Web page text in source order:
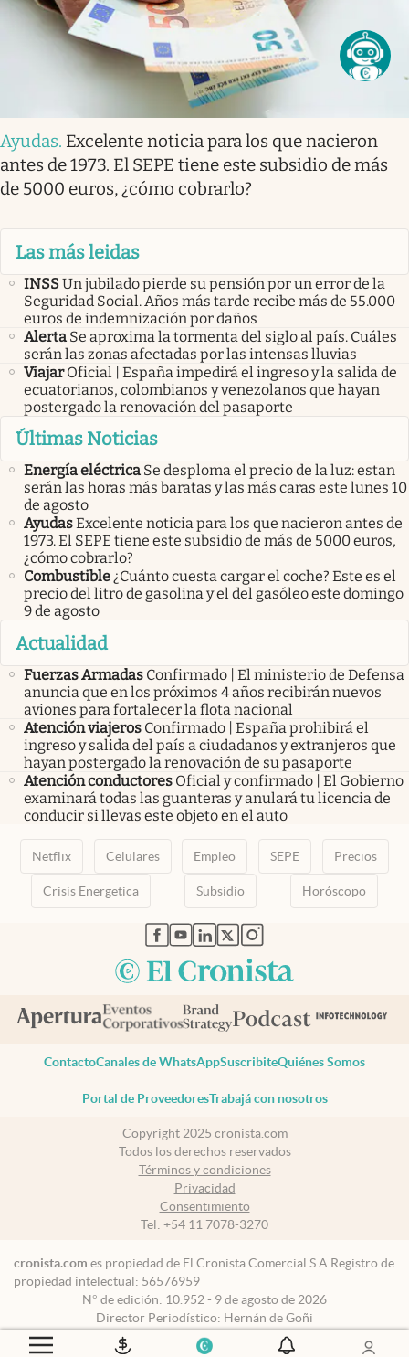
Ayudas. Excelente noticia para los que nacieron
antes de 1973. El SEPE tiene este subsidio de más
de 5000 euros, ¿cómo cobrarlo?
Las más leidas
INSSUn jubilado pierde su pensión por un error de la
Seguridad Social. Años más tarde recibe más de 55.000
euros de indemnización por daños
Alerta Se aproxima la tormenta del siglo al país. Cuáles
serán las zonas afectadas por las intensas lluvias
Viajar Oficial | España impedirá el ingreso y la salida de
ecuatorianos, colombianos y venezolanos que hayan
postergado la renovación del pasaporte
Últimas Noticias
Energía eléctrica Se desploma el precio de la luz: estan
serán las horas más baratas y las más caras este lunes 10
de agosto
AyudasExcelente noticia para los que nacieron antes de
1973. El SEPE tiene este subsidio de más de 5000 euros,
¿cómo cobrarlo?
Combustible¿Cuánto cuesta cargar el coche? Este es el
precio del litro de gasolina y el del gasóleo este domingo
9 de agosto
Actualidad
Fuerzas Armadas Confirmado | El ministerio de Defensa
anuncia que en los próximos 4 años recibirán nuevos
aviones para fortalecer la flota nacional
Atención viajeros Confirmado | España prohibirá el
ingreso y salida del país a ciudadanos y extranjeros que
hayan postergado la renovación de su pasaporte
Atención conductores Oficial y confirmado | El Gobierno
examinará todas las guanteras y anulará tu licencia de
conducir si llevas este objeto en el auto
Netflix Celulares Empleo SEPE Precios
Crisis Energetica Subsidio Horóscopo
abre en nueva pestaña
abre en nueva pestaña
abre en nueva pestaña
abre en nueva pestaña
abre en nueva pestaña
ContactoCanales de WhatsAppSuscribiteQuiénes Somos
Portal de ProveedoresTrabajá con nosotros
Copyright 2025 cronista.com
Todos los derechos reservados
Términos y condiciones
Privacidad
Consentimiento
Tel: +54 11 7078-3270
cronista.com es propiedad de El Cronista Comercial S.A Registro de
propiedad intelectual: 56576959
N° de edición: 10.952 - 9 de agosto de 2026
Director Periodístico: Hernán de Goñi